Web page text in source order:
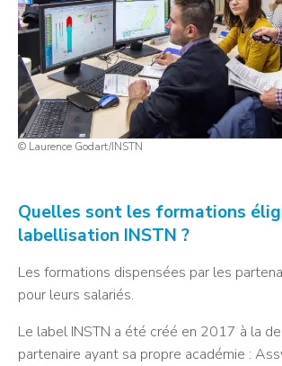
© Laurence Godart/INSTN
Quelles sont les formations
labellisation INSTN ?
Les formations dispensées par les
pour leurs salariés.
Le label INSTN a été créé en 2017 à la
partenaire ayant sa propre académie :